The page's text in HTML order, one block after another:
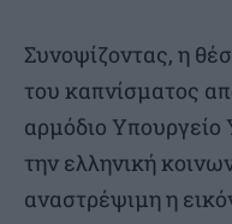
Συνοψίζοντας, η
του καπνίσματος
αρμόδιο Υπουργείο
την ελληνική
αναστρέψιμη η